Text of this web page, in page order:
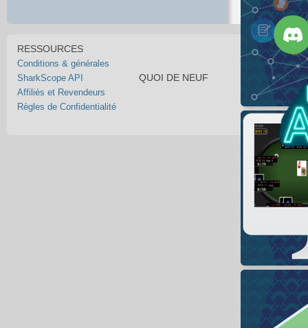
RESSOURCES
Conditions & générales
SharkScope API
Affiliés et Revendeurs
Règles de Confidentialité
QUOI DE NEUF